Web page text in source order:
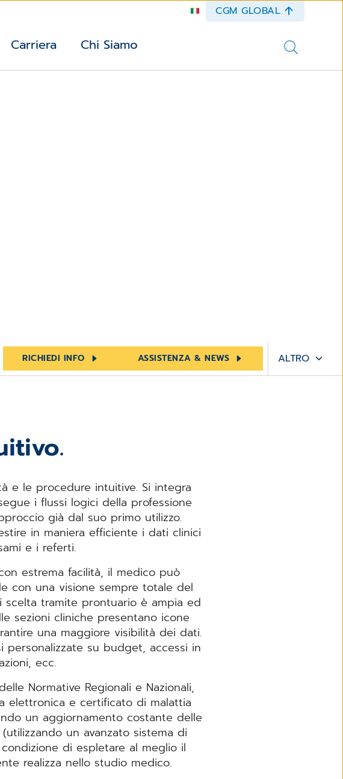
CGM GLOBAL
Carriera Chi Siamo
RICHIEDI INFO ASSISTENZA & NEWS ALTRO
e le procedure intuitive. Si integra
i flussi logici della professione
già dal suo primo utilizzo.
in maniera efficiente i dati clinici
e i referti.
estrema facilità, il medico può
con una visione sempre totale del
scelta tramite prontuario è ampia ed
sezioni cliniche presentano icone
una maggiore visibilità dei dati.
su budget, accessi in
ecc.
Normative Regionali e Nazionali,
elettronica e certificato di malattia
un aggiornamento costante delle
un avanzato sistema di
di espletare al meglio il
realizza nello studio medico.